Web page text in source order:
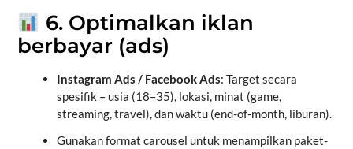
6. Optimalkan iklan
berbayar (ads)
Instagram Ads / Facebook Ads: Target secara
spesifik – usia (18–35), lokasi, minat (game,
streaming, travel), dan waktu (end-of-month, liburan).
Gunakan format carousel untuk menampilkan paket-